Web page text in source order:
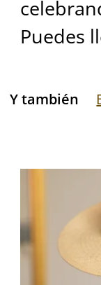
Puedes
Y también